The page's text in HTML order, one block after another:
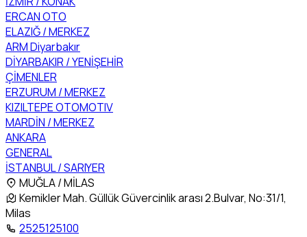
ERCAN OTO
ELAZIĞ / MERKEZ
ARM Diyarbakır
DİYARBAKIR / YENİŞEHİR
ÇİMENLER
ERZURUM / MERKEZ
KIZILTEPE OTOMOTIV
MARDİN / MERKEZ
ANKARA
GENERAL
İSTANBUL / SARIYER
MUĞLA / MİLAS
Kemikler Mah. Güllük Güvercinlik arası 2.Bulvar, No:31/1,
Milas
2525125100